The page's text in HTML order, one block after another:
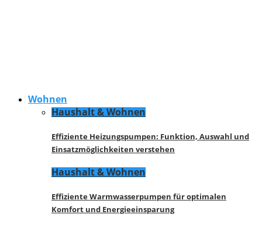
Wohnen
Haushalt & Wohnen
Effiziente Heizungspumpen: Funktion, Auswahl und
Einsatzmöglichkeiten verstehen
Haushalt & Wohnen
Effiziente Warmwasserpumpen für optimalen
Komfort und Energieeinsparung